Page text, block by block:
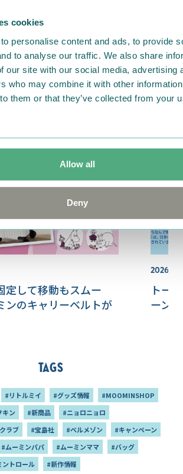
cookies
personalise content and ads, to provide
to analyse our traffic. We also share
our site with our social media, advertising
who may combine it with other
them or that they’ve collected from your
Allow all
Deny
本館地下1階 カフェ エ シュクレ
store/shinjuku/shops/
定して移動もスムー
ンのキャリーベルトが
トー
ーン
Tags
#リトルミイ #グッズ情報
#MOOMINSHOP
キン #新商品
#ニョロニョロ
ラブ
#宝島社 #ベルメゾン
#キャンペーン
#ムーミンパパ #ムーミンママ
#バッグ
ントロール #新作情報